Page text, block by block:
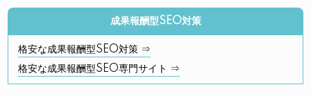
成果報酬型SEO対策
格安な成果報酬型SEO対策 ⇒
格安な成果報酬型SEO専門サイト ⇒